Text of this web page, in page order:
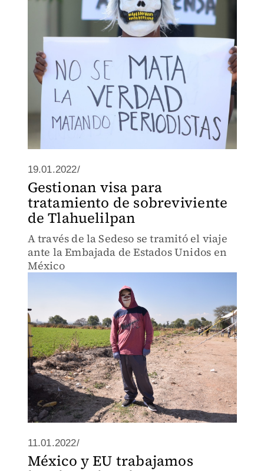
19.01.2022/
Gestionan visa para
tratamiento de sobreviviente
de Tlahuelilpan
A través de la Sedeso se tramitó el viaje
ante la Embajada de Estados Unidos en
México
11.01.2022/
México y EU trabajamos